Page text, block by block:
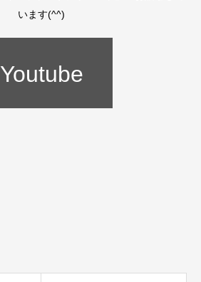
います(^^)
Youtube